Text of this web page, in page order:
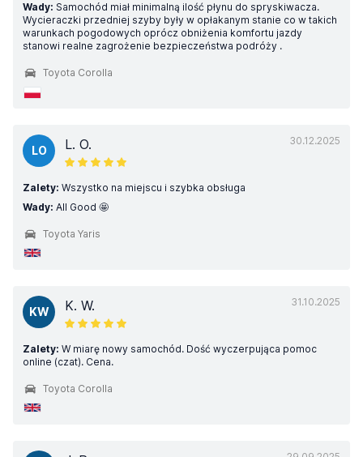
Wady: Samochód miał minimalną ilość płynu do spryskiwacza.
Wycieraczki przedniej szyby były w opłakanym stanie co w takich
warunkach pogodowych oprócz obniżenia komfortu jazdy
stanowi realne zagrożenie bezpieczeństwa podróży .
Toyota Corolla
30.12.2025
LO L. O.
Zalety: Wszystko na miejscu i szybka obsługa
Wady: All Good 🤩
Toyota Yaris
31.10.2025
KW K. W.
Zalety: W miarę nowy samochód. Dość wyczerpująca pomoc
online (czat). Cena.
Toyota Corolla